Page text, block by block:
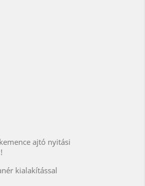
ajtó nyitási
kialakítással